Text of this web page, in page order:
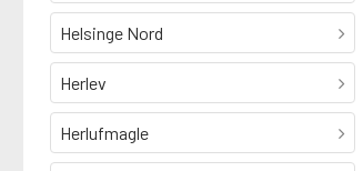
Helsinge Nord
Herlev
Herlufmagle